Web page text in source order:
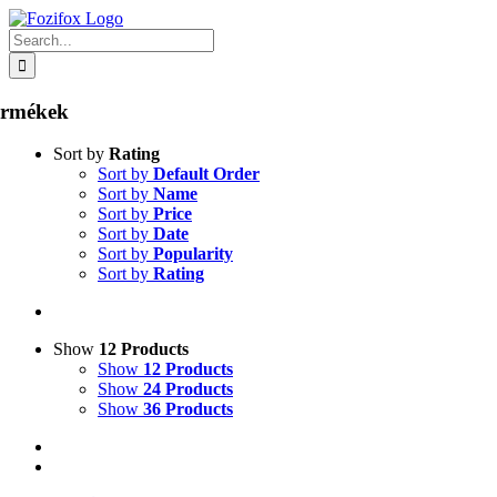
Skip
to
content
Search
for:
Sort by Rating
Sort by Default Order
Sort by Name
Sort by Price
Sort by Date
Sort by Popularity
Sort by Rating
Show 12 Products
Show 12 Products
Show 24 Products
Show 36 Products